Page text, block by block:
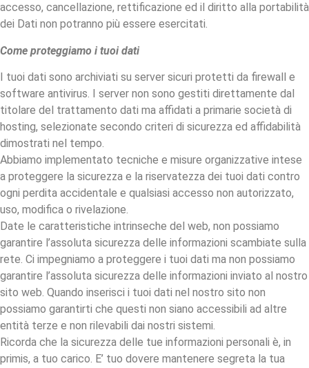
accesso, cancellazione, rettificazione ed il diritto alla portabilità
dei Dati non potranno più essere esercitati.
Come proteggiamo i tuoi dati
I tuoi dati sono archiviati su server sicuri protetti da firewall e
software antivirus. I server non sono gestiti direttamente dal
titolare del trattamento dati ma affidati a primarie società di
hosting, selezionate secondo criteri di sicurezza ed affidabilità
dimostrati nel tempo.
Abbiamo implementato tecniche e misure organizzative intese
a proteggere la sicurezza e la riservatezza dei tuoi dati contro
ogni perdita accidentale e qualsiasi accesso non autorizzato,
uso, modifica o rivelazione.
Date le caratteristiche intrinseche del web, non possiamo
garantire l’assoluta sicurezza delle informazioni scambiate sulla
rete. Ci impegniamo a proteggere i tuoi dati ma non possiamo
garantire l’assoluta sicurezza delle informazioni inviato al nostro
sito web. Quando inserisci i tuoi dati nel nostro sito non
possiamo garantirti che questi non siano accessibili ad altre
entità terze e non rilevabili dai nostri sistemi.
Ricorda che la sicurezza delle tue informazioni personali è, in
primis, a tuo carico. E’ tuo dovere mantenere segreta la tua